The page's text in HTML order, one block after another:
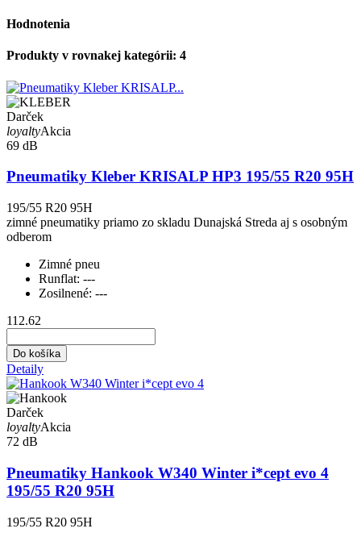
Hodnotenia
Produkty v rovnakej kategórii: 4
Darček
loyaltyAkcia
69 dB
Pneumatiky Kleber KRISALP HP3 195/55 R20 95H
195/55 R20 95H
zimné pneumatiky priamo zo skladu Dunajská Streda aj s osobným
odberom
Zimné pneu
Runflat: ---
Zosilnené: ---
112.62
Do košíka
Detaily
Darček
loyaltyAkcia
72 dB
Pneumatiky Hankook W340 Winter i*cept evo 4
195/55 R20 95H
195/55 R20 95H